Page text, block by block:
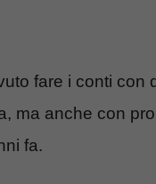
fare i conti con
ma anche con
fa.